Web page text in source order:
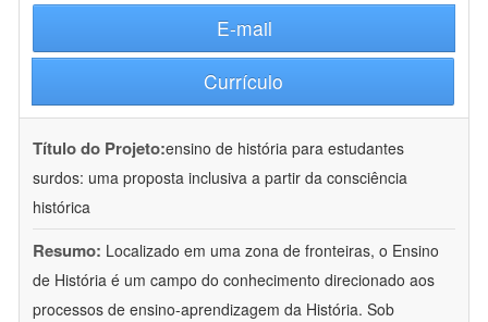
E-mail
Currículo
Título do Projeto:ensino de história para estudantes
surdos: uma proposta inclusiva a partir da consciência
histórica
Resumo: Localizado em uma zona de fronteiras, o Ensino
de História é um campo do conhecimento direcionado aos
processos de ensino-aprendizagem da História. Sob